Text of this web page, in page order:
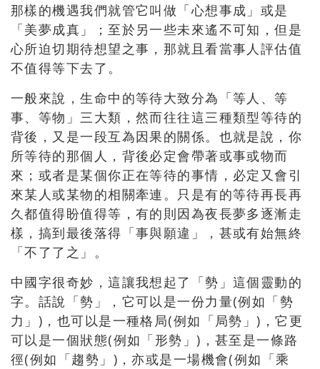
那樣的機遇我們就管它叫做「心想事成」或是
「美夢成真」；至於另一些未來遙不可知，但是
心所迫切期待想望之事，那就且看當事人評估值
不值得等下去了。
一般來說，生命中的等待大致分為「等人、等
事、等物」三大類，然而往往這三種類型等待的
背後，又是一段互為因果的關係。也就是說，你
所等待的那個人，背後必定會帶著或事或物而
來；或者是某個你正在等待的事情，必定又會引
來某人或某物的相關牽連。只是有的等待再長再
久都值得盼值得等，有的則因為夜長夢多逐漸走
樣，搞到最後落得「事與願違」，甚或有始無終
「不了了之」。
中國字很奇妙，這讓我想起了「勢」這個靈動的
字。話說「勢」，它可以是一份力量(例如「勢
力」)，也可以是一種格局(例如「局勢」)，它更
可以是一個狀態(例如「形勢」)，甚至是一條路
徑(例如「趨勢」)，亦或是一場機會(例如「乘